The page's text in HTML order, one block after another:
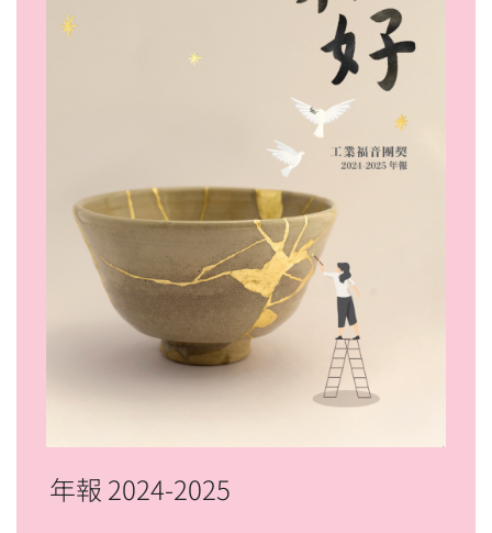
年報 2024-2025